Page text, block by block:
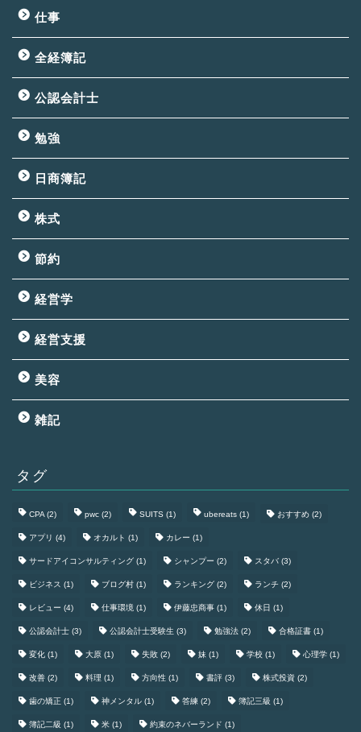
仕事
全経簿記
公認会計士
勉強
日商簿記
株式
節約
経営学
経営支援
美容
雑記
タグ
CPA (2) pwc (2) SUITS (1) ubereats (1) おすすめ (2)
アプリ (4) オカルト (1) カレー (1)
サードアイコンサルティング (1) シャンプー (2) スタバ (3)
ビジネス (1) ブログ村 (1) ランキング (2) ランチ (2)
レビュー (4) 仕事環境 (1) 伊藤忠商事 (1) 休日 (1)
公認会計士 (3) 公認会計士受験生 (3) 勉強法 (2) 合格証書 (1)
変化 (1) 大原 (1) 失敗 (2) 妹 (1) 学校 (1) 心理学 (1)
改善 (2) 料理 (1) 方向性 (1) 書評 (3) 株式投資 (2)
歯の矯正 (1) 神メンタル (1) 答練 (2) 簿記三級 (1)
簿記二級 (1) 米 (1) 約束のネバーランド (1)